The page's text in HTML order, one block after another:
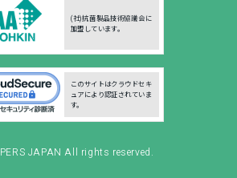
(社)抗菌製品技術協議会に
加盟しています。
このサイトはクラウドセキ
ュアにより認証されていま
す。
PERS JAPANAll rights reserved.